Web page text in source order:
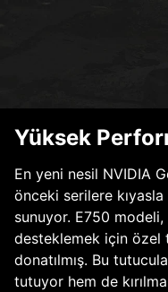
Yüksek
En yeni nesil NVIDIA
önceki serilere
sunuyor. E750 modeli,
desteklemek için özel
donatılmış. Bu
tutuyor hem de